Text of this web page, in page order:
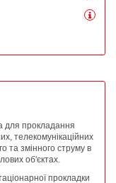
для прокладання
телекомунікаційних
та змінного струму в
об'єктах.
прокладки